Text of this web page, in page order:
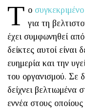
Τ ο
για τη
έχει συμφωνηθεί
δείκτες αυτοί
ευημερία και την
του οργανισμού. Σε
δείχνει βελτιωμένα
εννέα στους